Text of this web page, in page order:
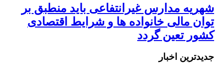
شهریه مدارس غیرانتفاعی باید منطبق بر
توان مالی خانواده ها و شرایط اقتصادی
کشور تعین گردد
جديدترين اخبار